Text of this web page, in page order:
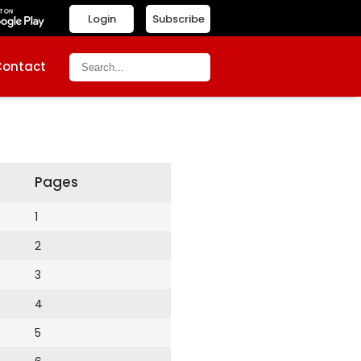
Subscribe
Login
Pages
1
2
3
4
5